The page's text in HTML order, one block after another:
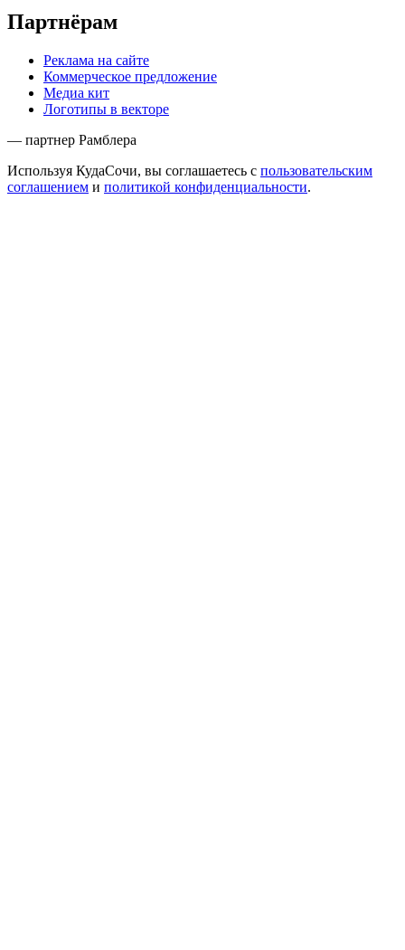
Партнёрам
Реклама на сайте
Коммерческое предложение
Медиа кит
Логотипы в векторе
— партнер Рамблера
Используя КудаСочи, вы соглашаетесь с пользовательским
соглашением и политикой конфиденциальности.